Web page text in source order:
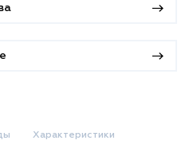
Характеристики